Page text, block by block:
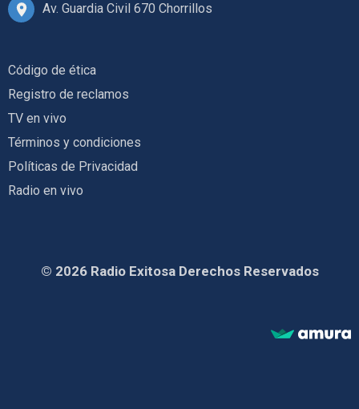
Av. Guardia Civil 670 Chorrillos
Código de ética
Registro de reclamos
TV en vivo
Términos y condiciones
Políticas de Privacidad
Radio en vivo
© 2026 Radio Exitosa Derechos Reservados